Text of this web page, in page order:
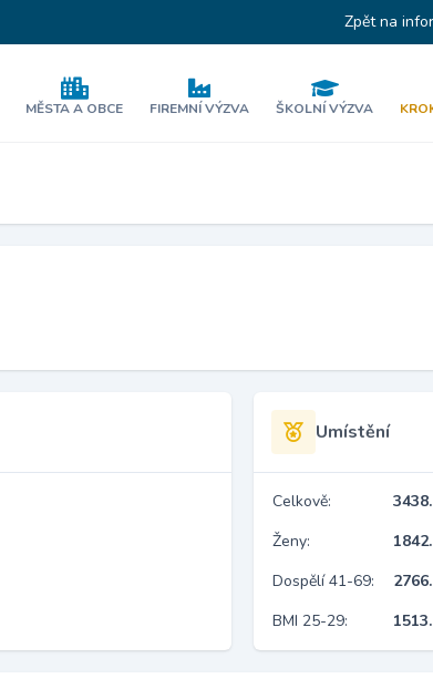
Zpět na
MĚSTA A OBCE FIREMNÍ VÝZVA ŠKOLNÍ VÝZVA
Umístění
Celkově: 3438.
Ženy:
1842.
Dospělí 41-69:
2766.
BMI 25-29:
1513.